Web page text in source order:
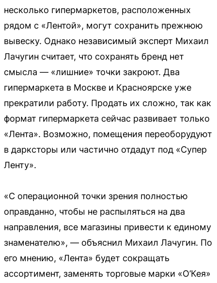
несколько гипермаркетов, расположенных
рядом с «Лентой», могут сохранить прежнюю
вывеску. Однако независимый эксперт Михаил
Лачугин считает, что сохранять бренд нет
смысла — «лишние» точки закроют. Два
гипермаркета в Москве и Красноярске уже
прекратили работу. Продать их сложно, так как
формат гипермаркета сейчас развивает только
«Лента». Возможно, помещения переоборудуют
в дарксторы или частично отдадут под «Супер
Ленту».
«С операционной точки зрения полностью
оправданно, чтобы не распыляться на два
направления, все магазины привести к единому
знаменателю», — объяснил Михаил Лачугин. По
его мнению, «Лента» будет сокращать
ассортимент, заменять торговые марки «О’Кея»